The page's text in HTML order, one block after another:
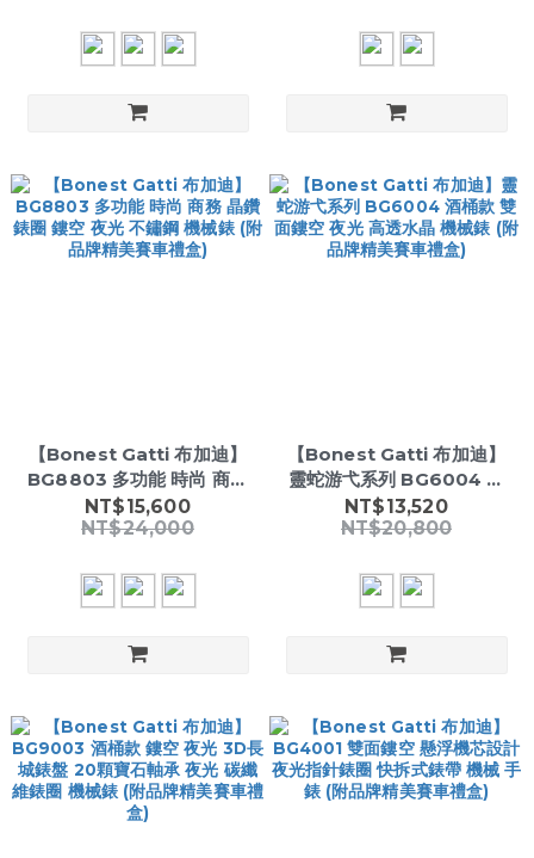
【Bonest Gatti 布加迪】
BG8803 多功能 時尚 商務
晶鑽錶圈 鏤空 夜光 不鏽鋼
機械錶 (附品牌精美賽車禮
NT$15,600
NT$24,000
【Bonest Gatti 布加迪】
靈蛇游弋系列 BG6004 酒
桶款 雙面鏤空 夜光 高透水晶
機械錶 (附品牌精美賽車禮
NT$13,520
NT$20,800